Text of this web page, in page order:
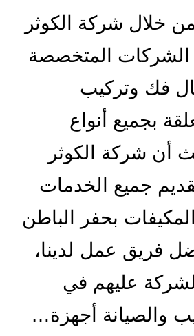
خلال شركة الكوثر
المتخصصة
فك وتركيب
بجميع أنواع
أن شركة الكوثر
جميع الخدمات
بحفر الباطن
فريق عمل لدينا،
عليهم في
والصيانة أجهزة…